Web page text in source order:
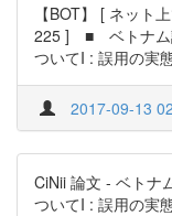
【BOT】 [ ネット
225 ] ■ ベトナム
ついてI : 誤用の実
2017-09-13
CiNii 論文 - ベトナ
ついてI : 誤用の実